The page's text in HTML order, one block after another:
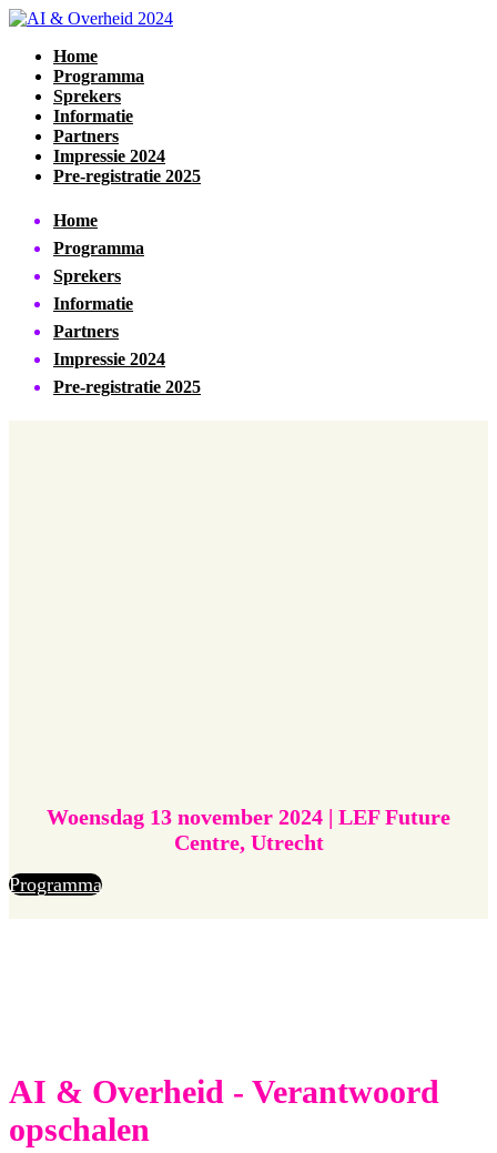
Home
Programma
Sprekers
Informatie
Partners
Impressie 2024
Pre-registratie 2025
Home
Programma
Sprekers
Informatie
Partners
Impressie 2024
Pre-registratie 2025
Woensdag 13 november 2024 | LEF Future
Centre, Utrecht
Programma
AI & Overheid - Verantwoord
opschalen